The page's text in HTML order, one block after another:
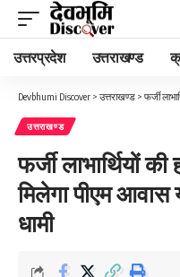
उत्तरप्रदेश उत्तराखण्ड
Devbhumi Discover > उत्तराखण्ड > फर्जी
उत्तराखण्ड
फर्जी लाभार्थियों
मिलेगा पीएम आवास
धामी